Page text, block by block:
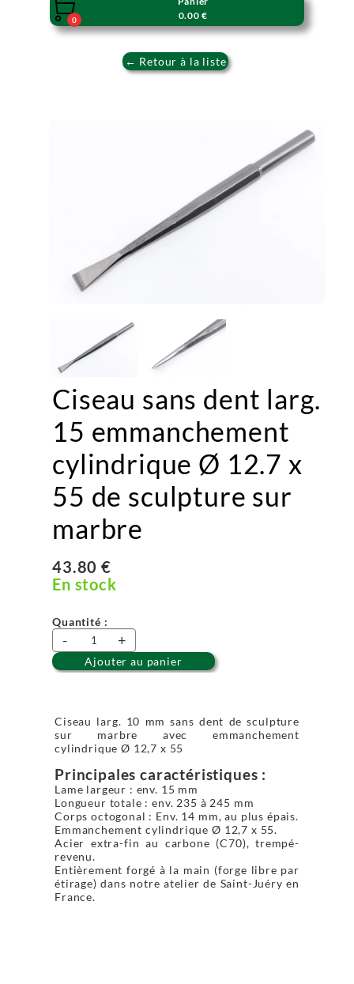

0
0.00 €
← Retour à la liste
Ciseau sans dent larg.
15 emmanchement
cylindrique Ø 12.7 x
55 de sculpture sur
marbre
43.80 €
En stock
Quantité :
- +
Ajouter au panier
Ciseau larg. 10 mm sans dent de sculpture
sur marbre avec emmanchement
cylindrique Ø 12,7 x 55
Principales caractéristiques :
Lame largeur : env. 15 mm
Longueur totale : env. 235 à 245 mm
Corps octogonal : Env. 14 mm, au plus épais.
Emmanchement cylindrique Ø 12,7 x 55.
Acier extra-fin au carbone (C70), trempé-
revenu.
Entièrement forgé à la main (forge libre par
étirage) dans notre atelier de Saint-Juéry en
France.